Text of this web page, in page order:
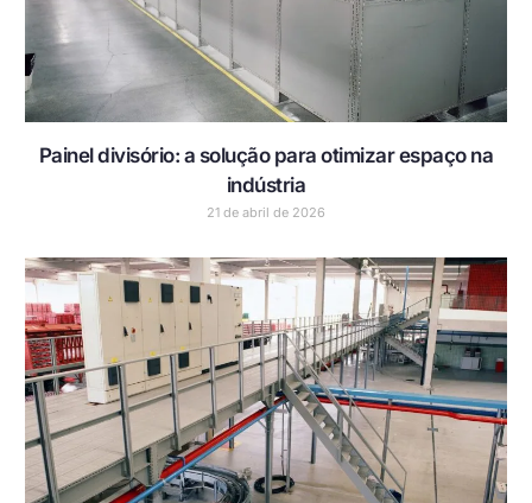
Painel divisório: a solução para otimizar espaço na
indústria
21 de abril de 2026